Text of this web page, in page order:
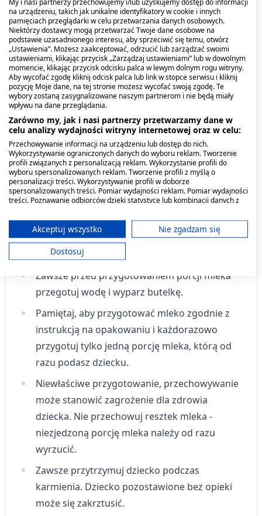
powinno być kontynuowane tak długo, jak to
możliwe. Zanim zdecydujesz się stosować mleko
początkowe, zasięgnij porady lekarza.
Przygotowuj tylko jedną porcję mleka
jednorazowo, którą od razu podasz dziecku.
Zawsze postępuj zgodnie z aktualną instrukcją
zamieszczoną przez producenta na opakowaniu
produktu. Nie przetrzymuj pozostałości po
posiłku - wylej je. Zawsze podtrzymuj dziecko
podczas karmienia. Dziecko pozostawione bez
opieki może się zakrztusić. Nieodpowiednie
przygotowanie i przechowywanie oraz sposób
karmienia może być zagrożeniem dla zdrowia
dziecka.
Nieprzegotowana woda, niewygotowane
butelki lub nieprawidłowe przygotowanie
mleka może zaszkodzić Twojemu dziecku.
Zawsze przed przygotowaniem porcji mleka
przegotuj wodę i wyparz butelkę.
Pamiętaj, aby przygotować mleko zgodnie z
instrukcją na opakowaniu i każdorazowo
przygotuj tylko jedną porcję mleka, którą od
razu podasz dziecku.
Niewłaściwe przygotowanie, przechowywanie
może stanowić zagrożenie dla zdrowia
dziecka. Nie przechowuj resztek mleka -
niezjedzoną porcję mleka należy od razu
wyrzucić.
Zawsze przytrzymuj dziecko podczas
karmienia. Dziecko pozostawione bez opieki
może się zakrztusić.
na urządzeniu, takich jak unikalne identyfikatory w cookie i innych
pamięciach przeglądarki w celu przetwarzania danych osobowych.
Niektórzy dostawcy mogą przetwarzać Twoje dane osobowe na
podstawie uzasadnionego interesu, aby sprzeciwić się temu, otwórz
„Ustawienia”. Możesz zaakceptować, odrzucić lub zarządzać swoimi
ustawieniami, klikając przycisk „Zarządzaj ustawieniami” lub w dowolnym
momencie, klikając przycisk odcisku palca w lewym dolnym rogu witryny.
Aby wycofać zgodę kliknij odcisk palca lub link w stopce serwisu i kliknij
pozycję Moje dane, na tej stronie możesz wycofać swoją zgodę. Te
wybory zostaną zasygnalizowane naszym partnerom i nie będą miały
wpływu na dane przeglądania.
Zarówno my, jak i nasi partnerzy przetwarzamy dane w
celu analizy wydajności witryny internetowej oraz w celu:
Przechowywanie informacji na urządzeniu lub dostęp do nich.
Wykorzystywanie ograniczonych danych do wyboru reklam. Tworzenie
profili związanych z personalizacją reklam. Wykorzystanie profili do
wyboru spersonalizowanych reklam. Tworzenie profili z myślą o
personalizacji treści. Wykorzystywanie profili w doborze
spersonalizowanych treści. Pomiar wydajności reklam. Pomiar wydajności
treści. Poznawanie odbiorców dzięki statystyce lub kombinacji danych z
ograniczonych danych do wyboru treści.
Dane mogą być udostępniane poza Unię Europejską i wysyłane do USA.
Twoja zgoda i polityka cookie dotyczą wyłącznie tej witryny/aplikacji.
Wyświetl listę partnerów (11 dostawców IAB)
Cele przetwarzania IAB:
lub dostęp do nich
Wykorzystywanie ograniczonych danych do
wyboru reklam
spersonalizowanych reklam
Wykorzystanie profili do wyboru
spersonalizowanych reklam
Tworzenie profili w celu personalizacji treści
Wykorzystywanie profili w celu doboru
spersonalizowanych treści
Pomiar efektywności reklam
Akceptuj wszystko
Nie zgadzam się
Dostosuj